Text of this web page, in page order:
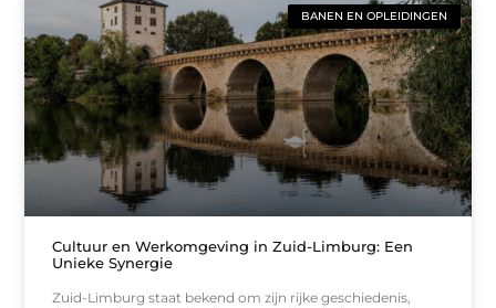
BANEN EN OPLEIDINGEN
Cultuur en Werkomgeving in Zuid-Limburg: Een
Unieke Synergie
Zuid-Limburg staat bekend om zijn rijke geschiedenis,